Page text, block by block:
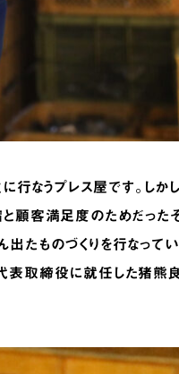
行なうプレス屋です。しか
顧客満足度のためだった
たものづくりを行なって
表取締役に就任した猪熊